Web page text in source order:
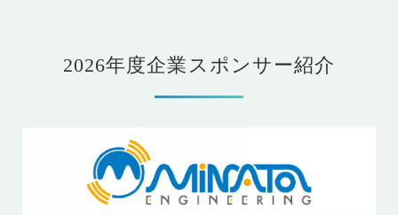
2026年度企業スポンサー紹介